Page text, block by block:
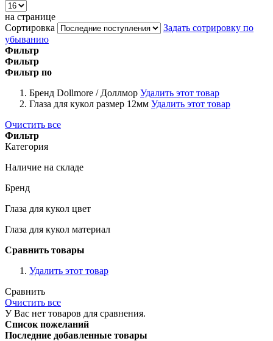
на странице
Сортировка
Задать сотрировку по
убыванию
Фильтр
Фильтр
Фильтр по
Бренд Dollmore / Доллмор Удалить этот товар
Глаза для кукол размер 12мм Удалить этот товар
Очистить все
Фильтр
Категория
Наличие на складе
Бренд
Глаза для кукол цвет
Глаза для кукол материал
Сравнить товары
Удалить этот товар
Сравнить
Очистить все
У Вас нет товаров для сравнения.
Список пожеланий
Последние добавленные товары